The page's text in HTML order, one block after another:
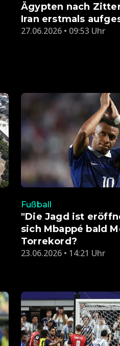
Ägypten nach
Iran erstmals
27.06.2026 • 09:53 Uhr
Fußball
"Die Jagd ist
sich Mbappé bald
Torrekord?
23.06.2026 • 14:21 Uhr